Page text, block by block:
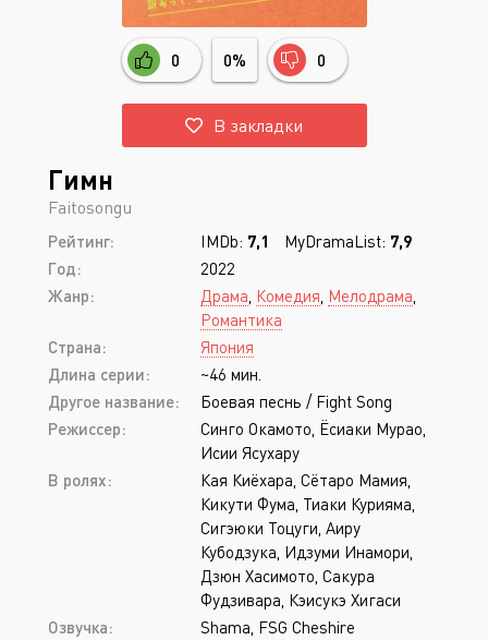
Или войти через
0 0% 0
В закладки
Гимн
Faitosongu
Рейтинг: IMDb: 7,1 MyDramaList: 7,9
Год:
2022
Жанр:
Драма Комедия Мелодрама
Романтика
Страна:
Япония
Длина серии:
~46 мин.
Другое название:
Боевая песнь / Fight Song
Режиссер:
Синго Окамото, Ёсиаки Мурао,
Исии Ясухару
В ролях:
Кая Киёхара, Сётаро Мамия,
Кикути Фума, Тиаки Курияма,
Сигэюки Тоцуги, Аиру
Кубодзука, Идзуми Инамори,
Дзюн Хасимото, Сакура
Фудзивара, Кэисукэ Хигаси
Озвучка:
Shama, FSG Cheshire